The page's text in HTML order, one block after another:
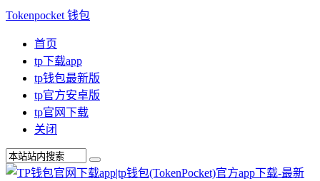
Tokenpocket 钱包
首页
tp下载app
tp钱包最新版
tp官方安卓版
tp官网下载
关闭